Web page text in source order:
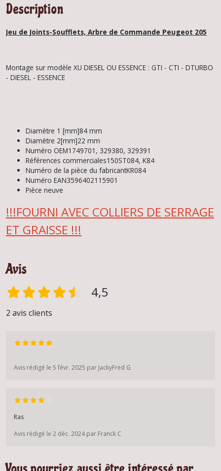
Description
Jeu de Joints-Soufflets, Arbre de Commande Peugeot 205
Montage sur modèle XU DIESEL OU ESSENCE : GTI - CTI - DTURBO
- DIESEL - ESSENCE
Diamètre 1 [mm]84 mm
Diamètre 2[mm]22 mm
Numéro OEM1749701, 329380, 329391
Références commerciales150ST084, K84
Numéro de la pièce du fabricantKR084
Numéro EAN3596402115901
Pièce neuve
!!!FOURNI AVEC COLLIERS DE SERRAGE
ET GRAISSE !!!
Avis
4,5
2 avis clients
Avis rédigé le 5 févr. 2025 par JackyFred G
Ras
Avis rédigé le 2 déc. 2024 par Franck C